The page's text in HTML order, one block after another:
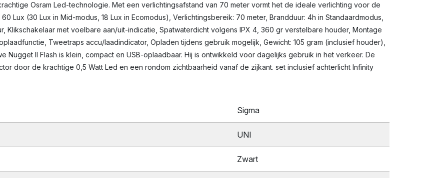
Osram Led-technologie. Met een verlichtingsafstand van 70 meter vormt het de ideale verlichting voor de
Lux (30 Lux in Mid-modus, 18 Lux in Ecomodus), Verlichtingsbereik: 70 meter, Brandduur: 4h in Standaardmodus,
Klikschakelaar met voelbare aan/uit-indicatie, Spatwaterdicht volgens IPX 4, 360 gr verstelbare houder, Montage
Tweetraps accu/laadindicator, Opladen tijdens gebruik mogelijk, Gewicht: 105 gram (inclusief houder),
Nugget II Flash is klein, compact en USB-oplaadbaar. Hij is ontwikkeld voor dagelijks gebruik in het verkeer. De
door de krachtige 0,5 Watt Led en een rondom zichtbaarheid vanaf de zijkant. set inclusief achterlicht Infinity
Sigma
UNI
Zwart